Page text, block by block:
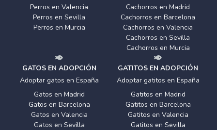
Perros en Valencia
Perros en Sevilla
Perros en Murcia
Cachorros en Madrid
Cachorros en Barcelona
Cachorros en Valencia
Cachorros en Sevilla
Cachorros en Murcia
GATOS EN ADOPCIÓN
Adoptar gatos en España
Gatos en Madrid
Gatos en Barcelona
Gatos en Valencia
Gatos en Sevilla
GATITOS EN ADOPCIÓN
Adoptar gatitos en España
Gatitos en Madrid
Gatitos en Barcelona
Gatitos en Valencia
Gatitos en Sevilla